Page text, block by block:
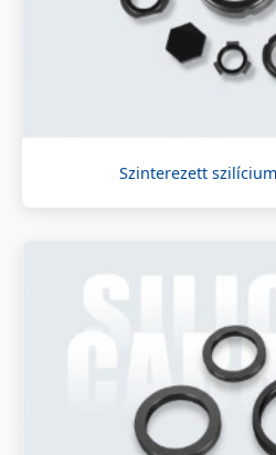
Szinterezett